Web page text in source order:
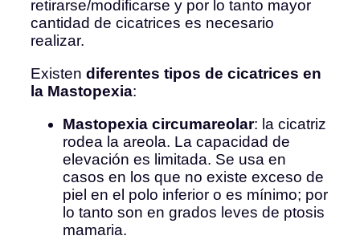
retirarse/modificarse y por lo tanto mayor
cantidad de cicatrices es necesario
realizar.
Existen diferentes tipos de cicatrices en
la Mastopexia:
Mastopexia circumareolar: la cicatriz
rodea la areola. La capacidad de
elevación es limitada. Se usa en
casos en los que no existe exceso de
piel en el polo inferior o es mínimo; por
lo tanto son en grados leves de ptosis
mamaria.